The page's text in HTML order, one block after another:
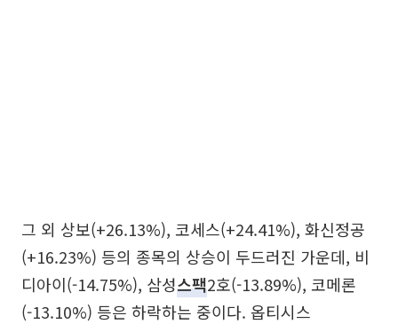
그 외 상보(+26.13%), 코세스(+24.41%), 화신정공
(+16.23%) 등의 종목의 상승이 두드러진 가운데, 비
디아이(-14.75%), 삼성스팩2호(-13.89%), 코메론
(-13.10%) 등은 하락하는 중이다. 옵티시스